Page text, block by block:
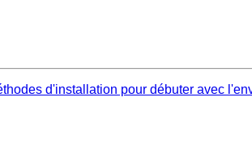
d'installation pour débuter avec